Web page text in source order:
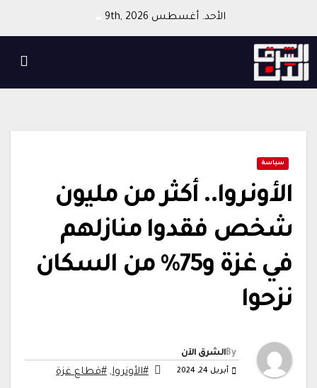
content
الأحد. أغسطس 9th, 2026
سياسة
الأونروا.. أكثر من مليون
شخص فقدوا منازلهم
في غزة و75% من السكان
نزحوا
Byالشرق الآن
أبريل 24, 2024 #الأونروا, #قطاع غزة